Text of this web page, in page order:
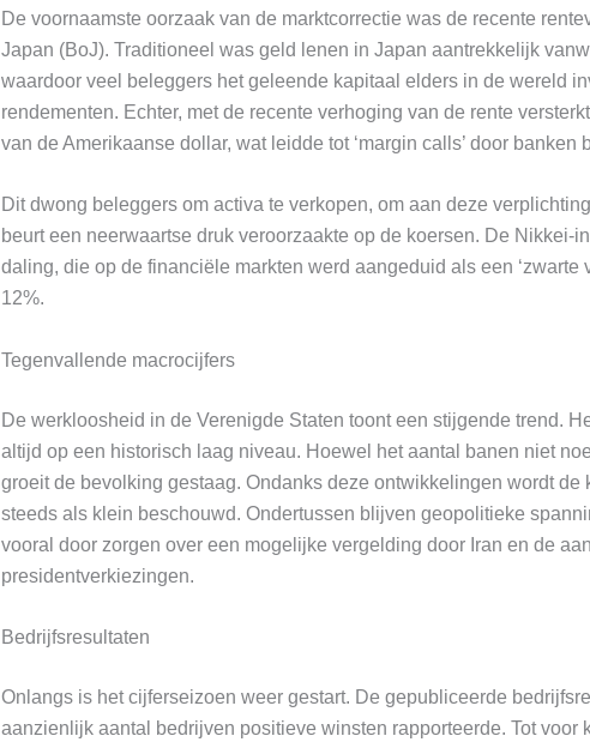
De voornaamste oorzaak van de marktcorrectie was de recente
Japan (BoJ). Traditioneel was geld lenen in Japan aantrekkelijk
waardoor veel beleggers het geleende kapitaal elders in de wereld
rendementen. Echter, met de recente verhoging van de rente
van de Amerikaanse dollar, wat leidde tot ‘margin calls’ door banken
Dit dwong beleggers om activa te verkopen, om aan deze
beurt een neerwaartse druk veroorzaakte op de koersen. De Nikkei-
daling, die op de financiële markten werd aangeduid als een ‘zwarte
12%.
Tegenvallende macrocijfers
De werkloosheid in de Verenigde Staten toont een stijgende trend.
altijd op een historisch laag niveau. Hoewel het aantal banen niet
groeit de bevolking gestaag. Ondanks deze ontwikkelingen wordt de
steeds als klein beschouwd. Ondertussen blijven geopolitieke
vooral door zorgen over een mogelijke vergelding door Iran en de
presidentverkiezingen.
Bedrijfsresultaten
Onlangs is het cijferseizoen weer gestart. De gepubliceerde
aanzienlijk aantal bedrijven positieve winsten rapporteerde. Tot voor